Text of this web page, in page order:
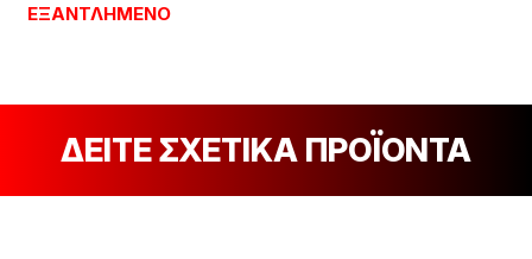
ΕΞΑΝΤΛΗΜΈΝΟ
ΔΕΙΤΕ ΣΧΕΤΙΚΑ ΠΡΟΪΟΝΤΑ